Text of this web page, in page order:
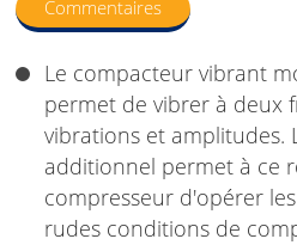
Commentaires
Le compacteur vibrant
permet de vibrer à deux
vibrations et amplitudes.
additionnel permet à ce
compresseur d'opérer
rudes conditions de